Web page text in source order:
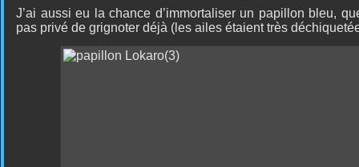
J’ai aussi eu la chance d’immortaliser un papillon bleu,
pas privé de grignoter déjà (les ailes étaient très